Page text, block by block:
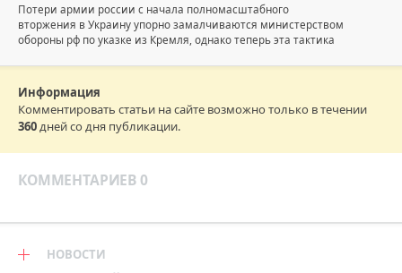
Потери армии россии с начала полномасштабного
вторжения в Украину упорно замалчиваются министерством
обороны рф по указке из Кремля, однако теперь эта тактика
Информация
Комментировать статьи на сайте возможно только в течении
360дней со дня публикации.
КОММЕНТАРИЕВ 0
НОВОСТИ